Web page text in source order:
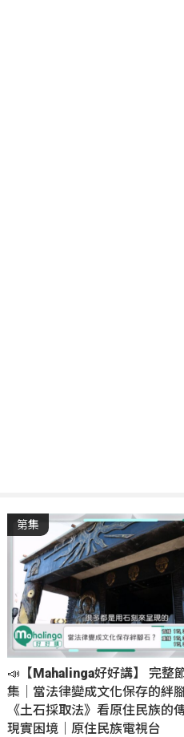
第集
📣【Mahalinga好好講】 完整
集｜當法律變成文化保存的絆
《土石採取法》看原住民族的
現實困境｜原住民族電視台